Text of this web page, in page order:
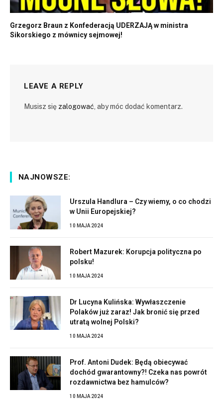
Grzegorz Braun z Konfederacją UDERZAJĄ w ministra
Sikorskiego z mównicy sejmowej!
LEAVE A REPLY
Musisz się zalogować, aby móc dodać komentarz.
NAJNOWSZE:
Urszula Handlura – Czy wiemy, o co chodzi
w Unii Europejskiej?
10 MAJA 2024
Robert Mazurek: Korupcja polityczna po
polsku!
10 MAJA 2024
Dr Lucyna Kulińska: Wywłaszczenie
Polaków już zaraz! Jak bronić się przed
utratą wolnej Polski?
10 MAJA 2024
Prof. Antoni Dudek: Będą obiecywać
dochód gwarantowny?! Czeka nas powrót
rozdawnictwa bez hamulców?
10 MAJA 2024